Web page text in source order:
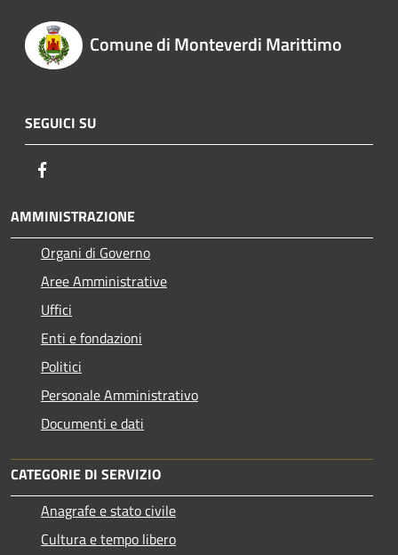
Comune di Monteverdi Marittimo
SEGUICI SU
AMMINISTRAZIONE
Organi di Governo
Aree Amministrative
Uffici
Enti e fondazioni
Politici
Personale Amministrativo
Documenti e dati
CATEGORIE DI SERVIZIO
Anagrafe e stato civile
Cultura e tempo libero